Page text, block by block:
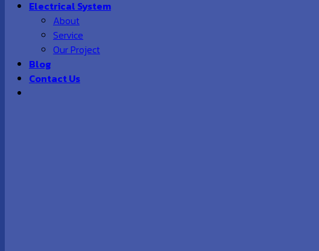
Electrical System
About
Service
Our Project
Blog
Contact Us